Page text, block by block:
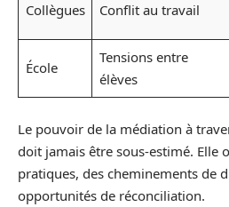
Collègues Conflit au travail
École
Tensions entre
élèves
Le pouvoir de la médiation à
doit jamais être sous-estimé. Elle
pratiques, des cheminements de
opportunités de réconciliation.